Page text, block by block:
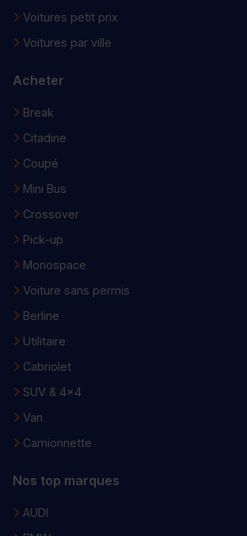
Voitures petit prix
Voitures par ville
Acheter
Break
Citadine
Coupé
Mini Bus
Crossover
Pick-up
Monospace
Voiture sans permis
Berline
Utilitaire
Cabriolet
SUV & 4x4
Van
Camionnette
Nos top marques
AUDI